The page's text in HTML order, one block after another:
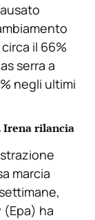
il 66%
serra a
negli ultimi
Irena rilancia
marcia
(Epa) ha